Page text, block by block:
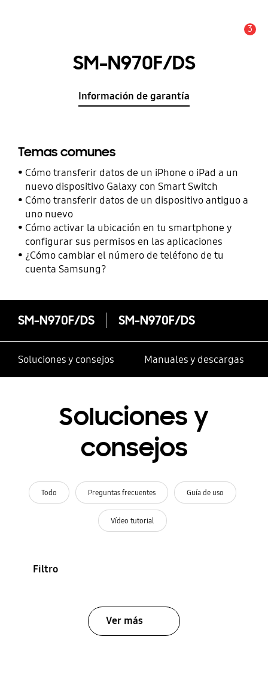
3
SM-N970F/DS
Información de garantía
Temas comunes
Cómo transferir datos de un iPhone o iPad a un
nuevo dispositivo Galaxy con Smart Switch
Cómo transferir datos de un dispositivo antiguo a
uno nuevo
Cómo activar la ubicación en tu smartphone y
configurar sus permisos en las aplicaciones
¿Cómo cambiar el número de teléfono de tu
cuenta Samsung?
SM-N970F/DS SM-N970F/DS
Soluciones y consejos Manuales y descargas
Soluciones y
consejos
Todo Preguntas frecuentes Guía de uso
Vídeo tutorial
Filtro
Ver más